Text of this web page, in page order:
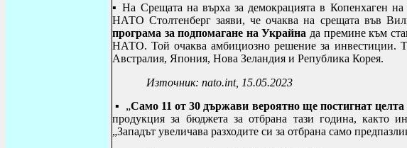
▪ На Срещата на върха за демокрацията в Копенхаген на
НАТО Столтенберг заяви, че очаква на срещата във
програма за подпомагане на Украйна да премине към
НАТО. Той очаква амбициозно решение за инвестиции.
Австралия, Япония, Нова Зеландия и Република Корея.
Източник: nato.int, 15.05.2023
▪ „Само 11 от 30 държави вероятно ще постигнат целта
продукция за бюджета за отбрана тази година, както
„Западът увеличава разходите си за отбрана само